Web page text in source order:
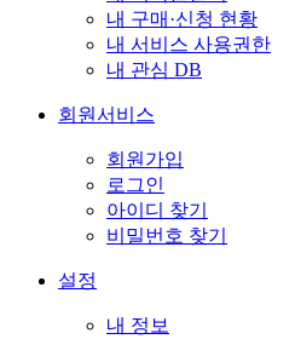
내 구매·신청 현황
내 서비스 사용권한
내 관심 DB
회원서비스
회원가입
로그인
아이디 찾기
비밀번호 찾기
설정
내 정보